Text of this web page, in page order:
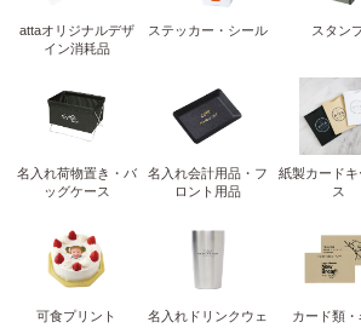
attaオリジナルデザ
イン消耗品
ステッカー・シール スタン
名入れ荷物置き・バ
ッグケース
名入れ会計用品・フ
ロント用品
紙製カードキ
ス
可食プリント
名入れドリンクウェ
カード類・